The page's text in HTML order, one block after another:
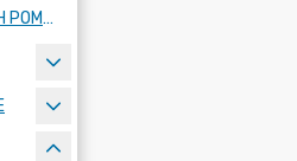
INFORMACJE O PLANOWANYCH POMIARACH PEM